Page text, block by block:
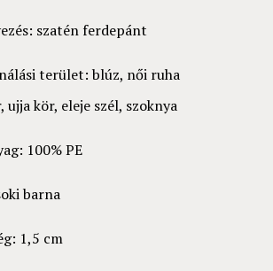
szatén ferdepánt
terület: blúz, női ruha
ujja kör, eleje szél, szoknya
100% PE
barna
1,5 cm